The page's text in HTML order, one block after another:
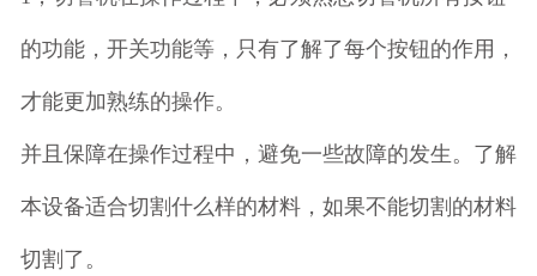
的功能，开关功能等，只有了解了每个按钮的作用，
才能更加熟练的操作。
并且保障在操作过程中，避免一些故障的发生。了解
本设备适合切割什么样的材料，如果不能切割的材料
切割了。